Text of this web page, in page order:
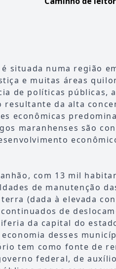
situada numa região
e muitas áreas
de políticas públicas,
resultante da alta
econômicas
maranhenses são
com 13 mil
de manutenção
(dada à elevada
de
da capital do
desses
tem como fonte de
federal, de